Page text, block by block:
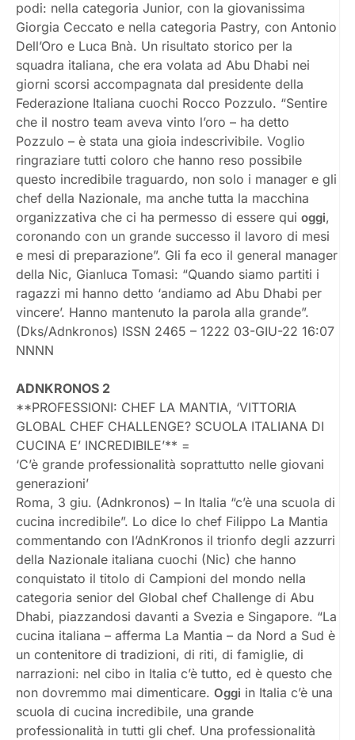
podi: nella categoria Junior, con la giovanissima
Giorgia Ceccato e nella categoria Pastry, con Antonio
Dell’Oro e Luca Bnà. Un risultato storico per la
squadra italiana, che era volata ad Abu Dhabi nei
giorni scorsi accompagnata dal presidente della
Federazione Italiana cuochi Rocco Pozzulo. “Sentire
che il nostro team aveva vinto l’oro – ha detto
Pozzulo – è stata una gioia indescrivibile. Voglio
ringraziare tutti coloro che hanno reso possibile
questo incredibile traguardo, non solo i manager e gli
chef della Nazionale, ma anche tutta la macchina
organizzativa che ci ha permesso di essere qui oggi,
coronando con un grande successo il lavoro di mesi
e mesi di preparazione”. Gli fa eco il general manager
della Nic, Gianluca Tomasi: “Quando siamo partiti i
ragazzi mi hanno detto ‘andiamo ad Abu Dhabi per
vincere’. Hanno mantenuto la parola alla grande”.
(Dks/Adnkronos) ISSN 2465 – 1222 03-GIU-22 16:07
NNNN
ADNKRONOS 2
**PROFESSIONI: CHEF LA MANTIA, ‘VITTORIA
GLOBAL CHEF CHALLENGE? SCUOLA ITALIANA DI
CUCINA E’ INCREDIBILE’** =
‘C’è grande professionalità soprattutto nelle giovani
generazioni’
Roma, 3 giu. (Adnkronos) – In Italia “c’è una scuola di
cucina incredibile”. Lo dice lo chef Filippo La Mantia
commentando con l’AdnKronos il trionfo degli azzurri
della Nazionale italiana cuochi (Nic) che hanno
conquistato il titolo di Campioni del mondo nella
categoria senior del Global chef Challenge di Abu
Dhabi, piazzandosi davanti a Svezia e Singapore. “La
cucina italiana – afferma La Mantia – da Nord a Sud è
un contenitore di tradizioni, di riti, di famiglie, di
narrazioni: nel cibo in Italia c’è tutto, ed è questo che
non dovremmo mai dimenticare. Oggi in Italia c’è una
scuola di cucina incredibile, una grande
professionalità in tutti gli chef. Una professionalità